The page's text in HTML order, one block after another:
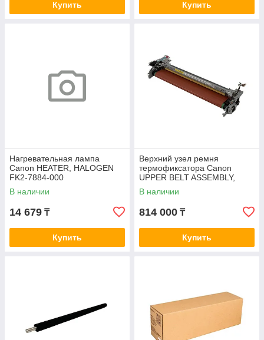
Купить Купить
Нагревательная лампа
Canon HEATER, HALOGEN
FK2-7884-000
В наличии
14 679 ₸
Купить
Верхний узел ремня
термофиксатора Canon
UPPER BELT ASSEMBLY,
FM1-Z225-010
В наличии
814 000 ₸
Купить